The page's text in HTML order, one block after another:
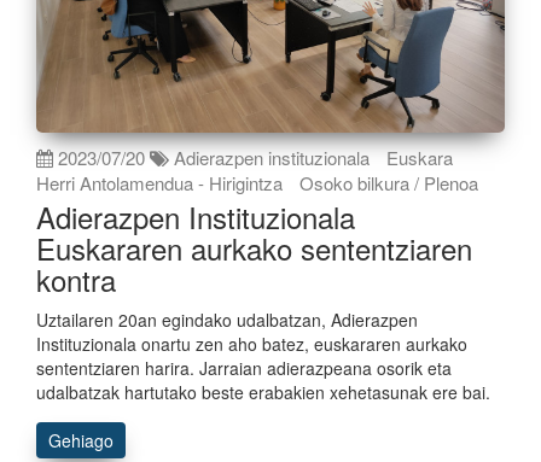
2023/07/20 Adierazpen instituzionala
Euskara
Herri Antolamendua - Hirigintza
Osoko bilkura / Plenoa
Adierazpen Instituzionala
Euskararen aurkako sententziaren
kontra
Uztailaren 20an egindako udalbatzan, Adierazpen
Instituzionala onartu zen aho batez, euskararen aurkako
sententziaren harira. Jarraian adierazpeana osorik eta
udalbatzak hartutako beste erabakien xehetasunak ere bai.
Gehiago